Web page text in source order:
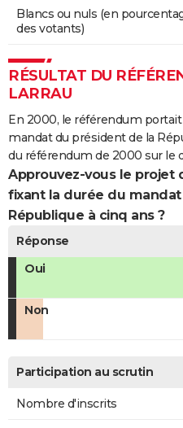
Blancs ou nuls (en
des votants)
RÉSULTAT DU
LARRAU
En 2000, le référendum
mandat du président de la
du référendum de 2000 sur le
Approuvez-vous le projet
fixant la durée du
République à cinq ans ?
Réponse
Oui
Non
Participation au scrutin
Nombre d'inscrits